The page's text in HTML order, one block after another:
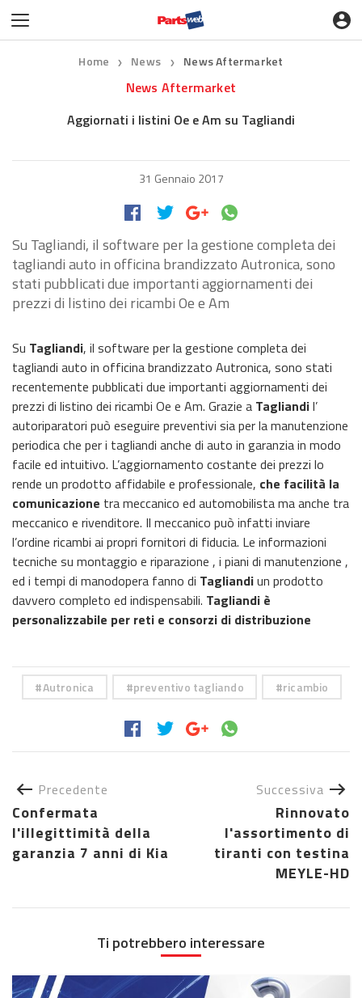
Home ❯ News ❯ News Aftermarket
News Aftermarket
Aggiornati i listini Oe e Am su Tagliandi
31 Gennaio 2017
Su Tagliandi, il software per la gestione completa dei
tagliandi auto in officina brandizzato Autronica, sono
stati pubblicati due importanti aggiornamenti dei
prezzi di listino dei ricambi Oe e Am
Su Tagliandi, il software per la gestione completa dei
tagliandi auto in officina brandizzato Autronica, sono stati
recentemente pubblicati due importanti aggiornamenti dei
prezzi di listino dei ricambi Oe e Am. Grazie a Tagliandil’
autoriparatori può eseguire preventivi sia per la manutenzione
periodica che per i tagliandi anche di auto in garanzia in modo
facile ed intuitivo. L’aggiornamento costante dei prezzi lo
rende un prodotto affidabile e professionale, che facilità la
comunicazione tra meccanico ed automobilista ma anche tra
meccanico e rivenditore. Il meccanico può infatti inviare
l’ordine ricambi ai propri fornitori di fiducia. Le informazioni
tecniche su montaggio e riparazione , i piani di manutenzione ,
ed i tempi di manodopera fanno di Tagliandiun prodotto
davvero completo ed indispensabili. Tagliandi è
personalizzabile per reti e consorzi di distribuzione
Autronica preventivo tagliando ricambio
Precedente
Confermata
l'illegittimità della
garanzia 7 anni di Kia
Successiva
Rinnovato
l'assortimento di
tiranti con testina
MEYLE-HD
Ti potrebbero interessare